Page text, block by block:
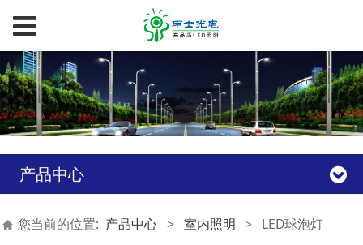
产品中心
您当前的位置: 产品中心 > 室内照明 > LED球泡灯